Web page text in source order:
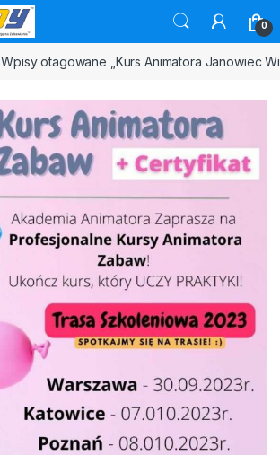
0
Wpisy otagowane „Kurs Animatora Janowiec